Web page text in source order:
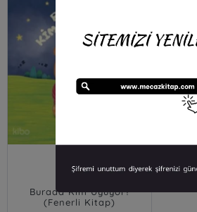
Burada Kim Uyuyor?
(Fenerli Kitap)